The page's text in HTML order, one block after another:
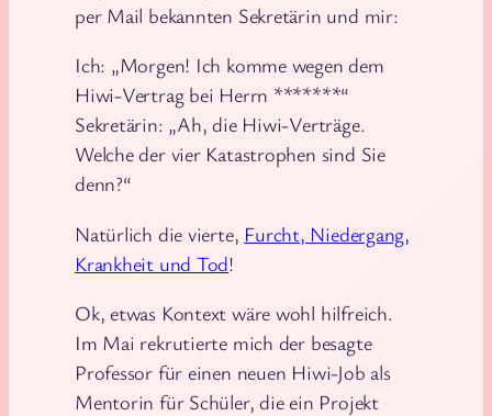
per Mail bekannten Sekretärin und mir:
Ich: „Morgen! Ich komme wegen dem
Hiwi-Vertrag bei Herrn *******“
Sekretärin: „Ah, die Hiwi-Verträge.
Welche der vier Katastrophen sind Sie
denn?“
Natürlich die vierte, Furcht, Niedergang,
Krankheit und Tod!
Ok, etwas Kontext wäre wohl hilfreich.
Im Mai rekrutierte mich der besagte
Professor für einen neuen Hiwi-Job als
Mentorin für Schüler, die ein Projekt